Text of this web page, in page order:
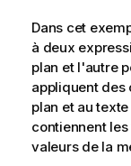
Dans cet
à deux
plan et l'autre
appliquent
plan et au
contiennent
valeurs de la